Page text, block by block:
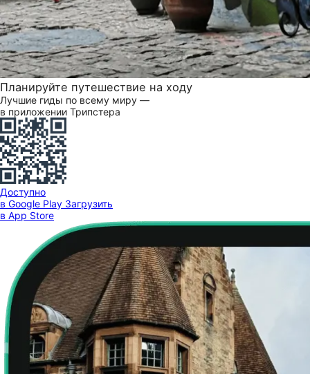
Планируйте путешествие на ходу
Лучшие гиды по всему миру —
в приложении Трипстера
Доступно
в Google Play Загрузить
в App Store